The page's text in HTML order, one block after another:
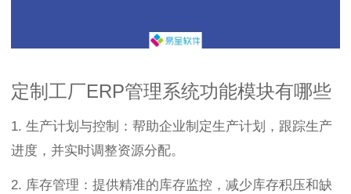
定制工厂ERP管理系统功能模块有哪些
1. 生产计划与控制：帮助企业制定生产计划，跟踪生产
进度，并实时调整资源分配。
2. 库存管理：提供精准的库存监控，减少库存积压和缺